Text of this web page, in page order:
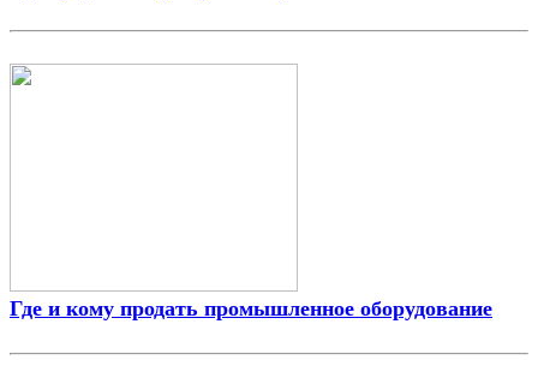
Где и кому продать промышленное оборудование